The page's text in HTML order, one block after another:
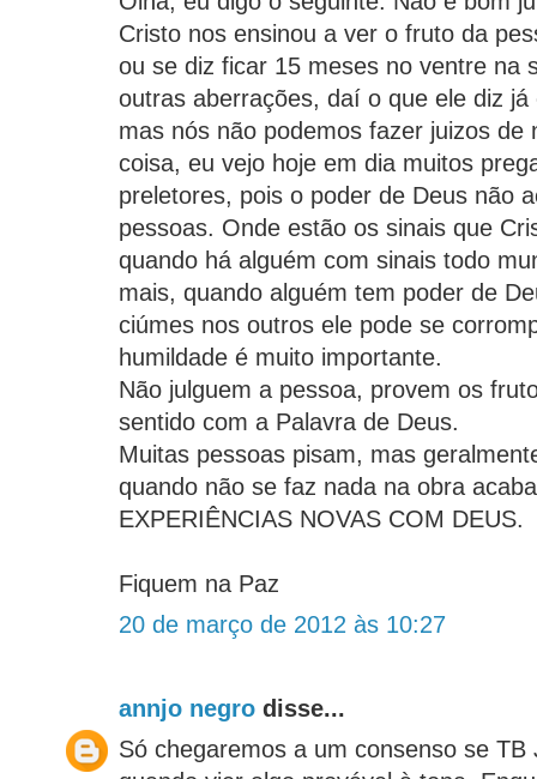
Cristo nos ensinou a ver o fruto da
ou se diz ficar 15 meses no ventre na
outras aberrações, daí o que ele diz
mas nós não podemos fazer juizos de
coisa, eu vejo hoje em dia muitos
preletores, pois o poder de Deus não
pessoas. Onde estão os sinais que
quando há alguém com sinais todo
mais, quando alguém tem poder de
ciúmes nos outros ele pode se
humildade é muito importante.
Não julguem a pessoa, provem os
sentido com a Palavra de Deus.
Muitas pessoas pisam, mas
quando não se faz nada na obra
EXPERIÊNCIAS NOVAS COM DEUS.
Fiquem na Paz
20 de março de 2012 às 10:27
annjo negro disse...
Só chegaremos a um consenso se